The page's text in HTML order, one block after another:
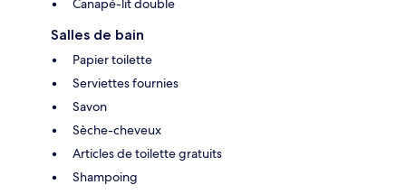
Canapé-lit double
Salles de bain
Papier toilette
Serviettes fournies
Savon
Sèche-cheveux
Articles de toilette gratuits
Shampoing